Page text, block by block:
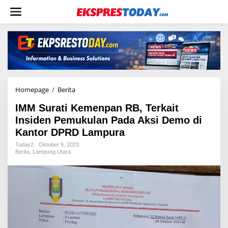
w
Homepage / Berita
M
S
u
r
a
e
n
p
IMM Surati Kemenpan RB, Terkait
Insiden Pemukulan Pada Aksi Demo di
Kantor DPRD Lampura
Today2
Oktober 9, 2023
Berita, Lampung Utara